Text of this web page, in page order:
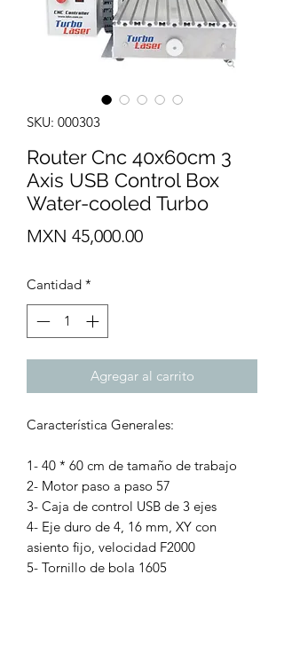
SKU: 000303
Router Cnc 40x60cm 3
Axis USB Control Box
Water-cooled Turbo
MXN 45,000.00Precio
Cantidad *
Agregar al carrito
Característica Generales:
1- 40 * 60 cm de tamaño de trabajo
2- Motor paso a paso 57
3- Caja de control USB de 3 ejes
4- Eje duro de 4, 16 mm, XY con
asiento fijo, velocidad F2000
5- Tornillo de bola 1605